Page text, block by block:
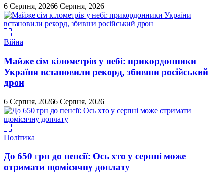
6 Серпня, 20266 Серпня, 2026
Війна
Майже сім кілометрів у небі: прикордонники
України встановили рекорд, збивши російський
дрон
6 Серпня, 20266 Серпня, 2026
Політика
До 650 грн до пенсії: Ось хто у серпні може
отримати щомісячну доплату